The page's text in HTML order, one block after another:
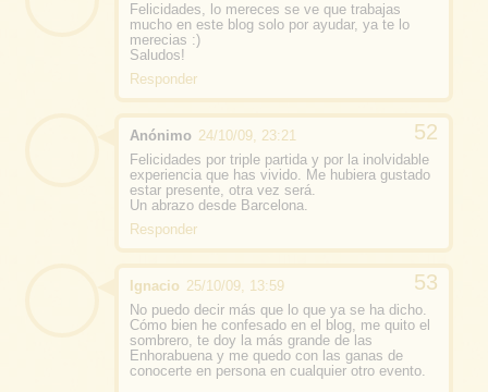
Felicidades, lo mereces se ve que trabajas
mucho en este blog solo por ayudar, ya te lo
merecias :)
Saludos!
Responder
Anónimo 24/10/09, 23:21
Felicidades por triple partida y por la inolvidable
experiencia que has vivido. Me hubiera gustado
estar presente, otra vez será.
Un abrazo desde Barcelona.
Responder
Ignacio 25/10/09, 13:59
No puedo decir más que lo que ya se ha dicho.
Cómo bien he confesado en el blog, me quito el
sombrero, te doy la más grande de las
Enhorabuena y me quedo con las ganas de
conocerte en persona en cualquier otro evento.